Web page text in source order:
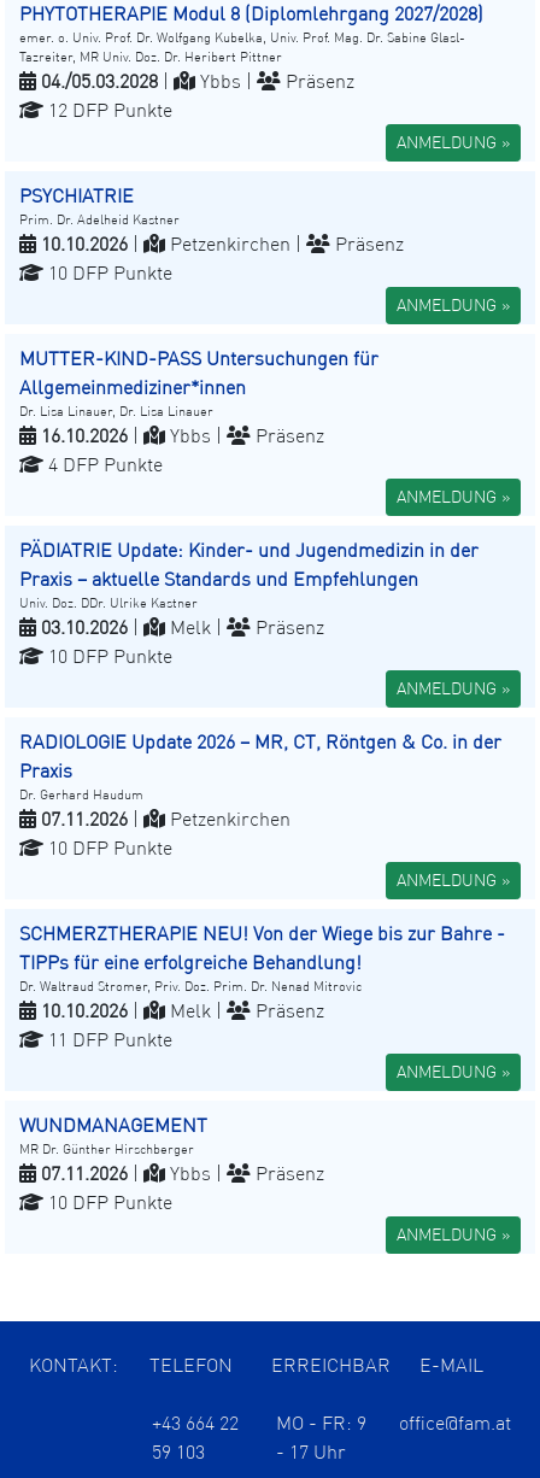
PHYTOTHERAPIE Modul 8 (Diplomlehrgang 2027/2028)
emer. o. Univ. Prof. Dr. Wolfgang Kubelka, Univ. Prof. Mag. Dr. Sabine Glasl-
Tazreiter, MR Univ. Doz. Dr. Heribert Pittner
04./05.03.2028 Ybbs |
Präsenz
12 DFP Punkte
ANMELDUNG »
PSYCHIATRIE
Prim. Dr. Adelheid Kastner
10.10.2026 Petzenkirchen |
Präsenz
10 DFP Punkte
ANMELDUNG »
MUTTER-KIND-PASS Untersuchungen für
Allgemeinmediziner*innen
Dr. Lisa Linauer, Dr. Lisa Linauer
16.10.2026 Ybbs |
Präsenz
4 DFP Punkte
ANMELDUNG »
PÄDIATRIE Update: Kinder- und Jugendmedizin in der
Praxis – aktuelle Standards und Empfehlungen
Univ. Doz. DDr. Ulrike Kastner
03.10.2026 Melk |
Präsenz
10 DFP Punkte
ANMELDUNG »
RADIOLOGIE Update 2026 – MR, CT, Röntgen & Co. in der
Praxis
Dr. Gerhard Haudum
07.11.2026
Petzenkirchen
10 DFP Punkte
ANMELDUNG »
SCHMERZTHERAPIE NEU! Von der Wiege bis zur Bahre -
TIPPs für eine erfolgreiche Behandlung!
Dr. Waltraud Stromer, Priv. Doz. Prim. Dr. Nenad Mitrovic
10.10.2026 Melk |
Präsenz
11 DFP Punkte
ANMELDUNG »
WUNDMANAGEMENT
MR Dr. Günther Hirschberger
07.11.2026 Ybbs |
Präsenz
10 DFP Punkte
ANMELDUNG »
KONTAKT: TELEFON ERREICHBAR E-MAIL
+43 664 22
59 103
MO - FR: 9
- 17 Uhr
office@fam.at